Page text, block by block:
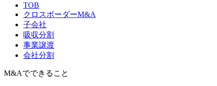
TOB
クロスボーダーM&A
子会社
吸収分割
事業譲渡
会社分割
M&Aでできること